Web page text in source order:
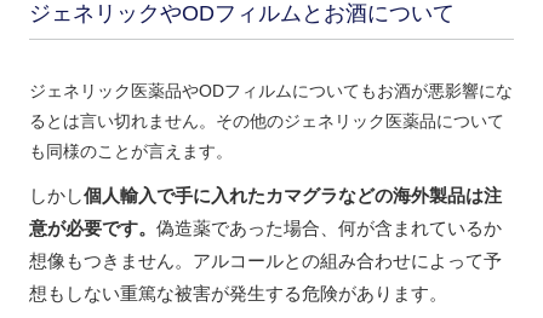
ジェネリックやODフィルムとお酒について
ジェネリック医薬品やODフィルムについてもお酒が悪影響にな
るとは言い切れません。その他のジェネリック医薬品について
も同様のことが言えます。
しかし個人輸入で手に入れたカマグラなどの海外製品は注
意が必要です。 偽造薬であった場合、何が含まれているか
想像もつきません。アルコールとの組み合わせによって予
想もしない重篤な被害が発生する危険があります。